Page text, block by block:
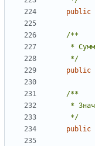
public
     */
public
     */
public